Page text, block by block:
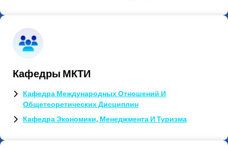
Кафедры МКТИ
Кафедра Международных Отношений И
Общетеоретических Дисциплин
Кафедра Экономики, Менеджмента И Туризма